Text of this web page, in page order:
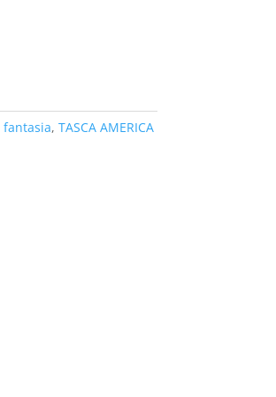
fantasia, TASCA AMERICA